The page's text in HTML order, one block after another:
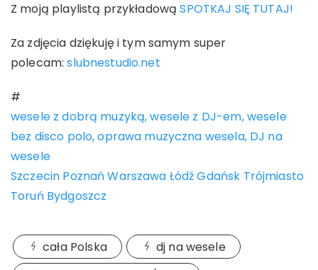
Z moją playlistą przykładową SPOTKAJ SIĘ TUTAJ!
Za zdjęcia dziękuję i tym samym super
polecam:slubnestudio.net
#
wesele z dobrą muzyką, wesele z DJ-em, wesele
bez disco polo, oprawa muzyczna wesela, DJ na
wesele
Szczecin Poznań Warszawa Łódź Gdańsk Trójmiasto
Toruń Bydgoszcz
cała Polska
dj na wesele